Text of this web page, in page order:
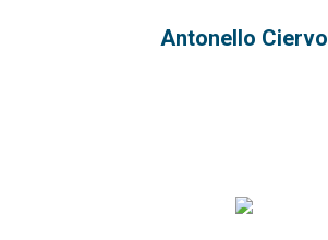
Antonello Ciervo